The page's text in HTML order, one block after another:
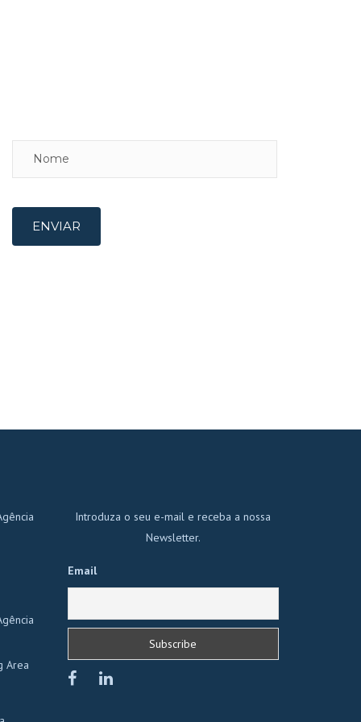
Area
Introduza o seu e-mail e receba a nossa
Newsletter.
Email